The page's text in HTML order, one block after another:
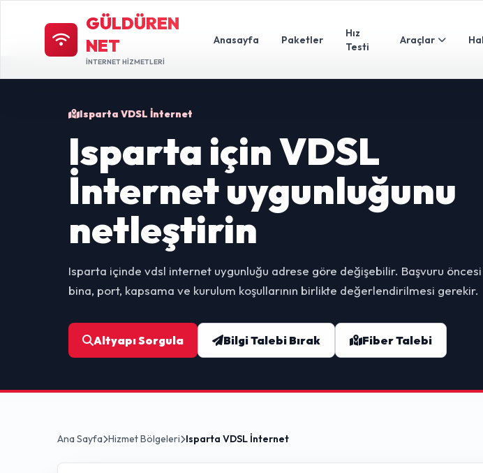
GÜLDÜREN
NET
İNTERNET HİZMETLERİ
Anasayfa Paketler
Hız
Testi
Araçlar
Isparta VDSL İnternet
Isparta için VDSL
İnternet uygunluğunu
netleştirin
Isparta içinde vdsl internet uygunluğu adrese göre değişebilir. Başvuru öncesi
bina, port, kapsama ve kurulum koşullarının birlikte değerlendirilmesi gerekir.
Altyapı Sorgula Bilgi Talebi Bırak Fiber Talebi
Ana Sayfa Hizmet Bölgeleri Isparta VDSL İnternet